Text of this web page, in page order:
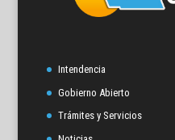
Intendencia
Gobierno Abierto
Trámites y Servicios